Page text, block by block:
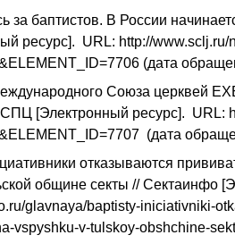
за баптистов. В России
ресурс]. URL: http://www.sclj.ru/
(дата
Союза церквей
[Электронный ресурс]. URL:
(дата
отказываются
общине секты // Сектаинфо
glavnaya/baptisty-iniciativniki-
vspyshku-v-tulskoy-obshchine-